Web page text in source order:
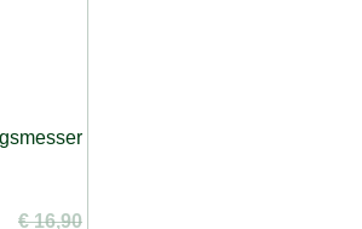
€ 16,90